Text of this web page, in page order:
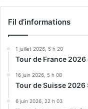
Fil d’informations
1 juillet 2026, 5 h 20
Tour de France 2026
16 juin 2026, 5 h 08
Tour de Suisse 2026
6 juin 2026, 22 h 03